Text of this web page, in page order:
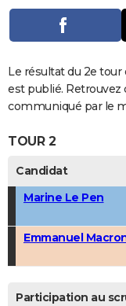
DICTIONNAIRE
Dictionnaire
Biographies
Expressions
Proverbes
PROGRAMME TV
COPAINS D'AVANT
S'inscrire
Se connecter
Lycées
Collèges
Primaires
Universités
Entreprises
Service militaire
Avis de recherche
AVIS DE DÉCÈS
FORUM
Bricolage
Culture
Television
Voyage
Le résultat du 2e
est publié. Retrouvez
communiqué par le
TOUR 2
Candidat
Marine Le Pen
Emmanuel
Participation au